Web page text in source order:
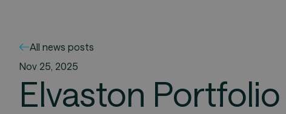
All news posts
Nov 25, 2025
Elvaston